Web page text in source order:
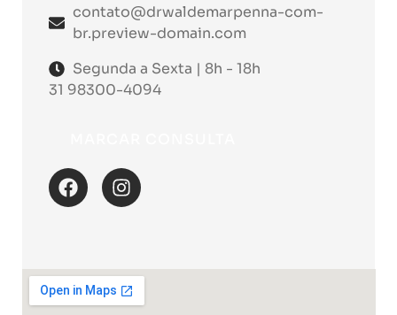
contato@drwaldemarpenna-com-
br.preview-domain.com
Segunda a Sexta | 8h - 18h
31 98300-4094